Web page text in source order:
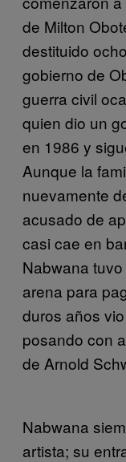
de Milton
destituido
gobierno de
guerra civil
quien dio un
en 1986 y
Aunque la
nuevamente
acusado de
casi cae en
Nabwana
arena para
duros años
posando con
de Arnold
Nabwana
artista; su